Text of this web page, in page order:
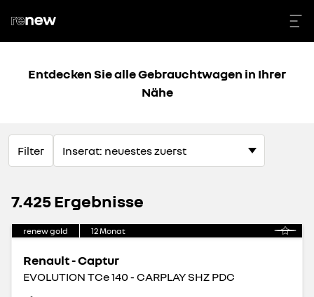
Entdecken Sie alle Gebrauchtwagen in Ihrer
Nähe
Filter
7.425 Ergebnisse
renew gold 12Monat
Renault - Captur
EVOLUTION TCe 140 - CARPLAY SHZ PDC